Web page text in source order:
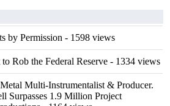
by Permission - 1598 views
Rob the Federal Reserve - 1334 views
Multi-Instrumentalist & Producer.
1.9 Million Project